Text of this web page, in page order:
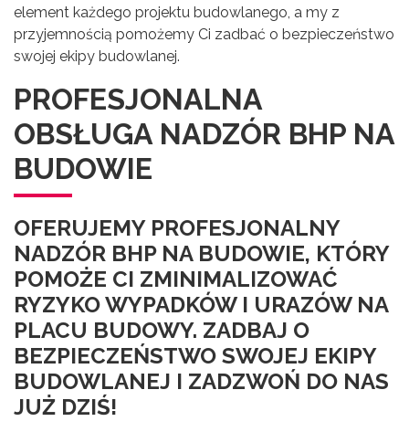
element każdego projektu budowlanego, a my z
przyjemnością pomożemy Ci zadbać o bezpieczeństwo
swojej ekipy budowlanej.
PROFESJONALNA
OBSŁUGA NADZÓR BHP NA
BUDOWIE
OFERUJEMY PROFESJONALNY
NADZÓR BHP NA BUDOWIE, KTÓRY
POMOŻE CI ZMINIMALIZOWAĆ
RYZYKO WYPADKÓW I URAZÓW NA
PLACU BUDOWY. ZADBAJ O
BEZPIECZEŃSTWO SWOJEJ EKIPY
BUDOWLANEJ I ZADZWOŃ DO NAS
JUŻ DZIŚ!